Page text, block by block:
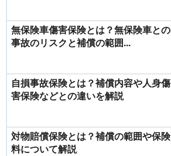
無保険車傷害保険とは？無保険車との
事故のリスクと補償の範囲...
自損事故保険とは？補償内容や人身傷
害保険などとの違いを解説
対物賠償保険とは？補償の範囲や保険
料について解説